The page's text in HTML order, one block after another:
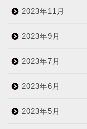
2023年11月
2023年9月
2023年7月
2023年6月
2023年5月